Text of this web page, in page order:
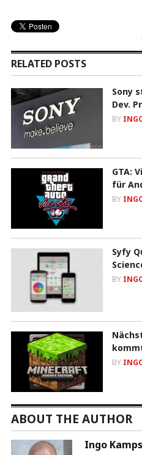
RELATED POSTS
Sony
Dev.
BY
GTA:
für
BY
Syfy
BY
BY
ABOUT THE AUTHOR
Ingo Kamps